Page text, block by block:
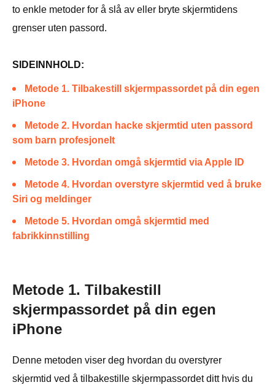
to enkle metoder for å slå av eller bryte skjermtidens
grenser uten passord.
SIDEINNHOLD:
Metode 1. Tilbakestill skjermpassordet på din egen
iPhone
Metode 2. Hvordan hacke skjermtid uten passord
som barn profesjonelt
Metode 3. Hvordan omgå skjermtid via Apple ID
Metode 4. Hvordan overstyre skjermtid ved å bruke
Siri og meldinger
Metode 5. Hvordan omgå skjermtid med
fabrikkinnstilling
Metode 1. Tilbakestill
skjermpassordet på din egen
iPhone
Denne metoden viser deg hvordan du overstyrer
skjermtid ved å tilbakestille skjermpassordet ditt hvis du